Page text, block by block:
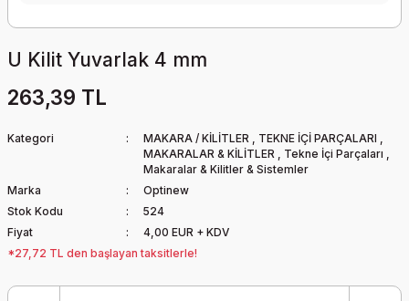
U Kilit Yuvarlak 4 mm
263,39 TL
Kategori MAKARA / KİLİTLER , TEKNE İÇİ PARÇALARI ,
MAKARALAR & KİLİTLER , Tekne İçi Parçaları ,
Makaralar & Kilitler & Sistemler
Marka
Optinew
Stok Kodu
524
Fiyat
4,00 EUR + KDV
*27,72 TL den başlayan taksitlerle!